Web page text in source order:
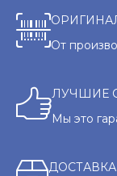
От
ЛУЧШИЕ
Мы это
ДОСТАВКА